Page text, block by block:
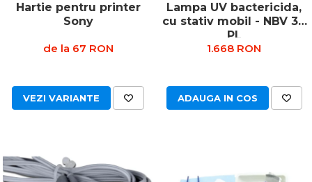
Endoscoape
Foroptere
Fundus Camera
Incubatoare
Hartie pentru printer
Sony
de la 67 RON
VEZI VARIANTE
Lampa UV bactericida,
cu stativ mobil - NBV 30
PL
1.668 RON
ADAUGA IN COS